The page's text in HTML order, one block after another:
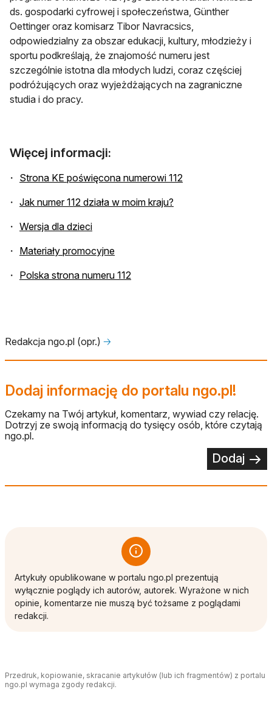
ds. gospodarki cyfrowej i społeczeństwa, Günther
Oettinger oraz komisarz Tibor Navracsics,
odpowiedzialny za obszar edukacji, kultury, młodzieży i
sportu podkreślają, że znajomość numeru jest
szczególnie istotna dla młodych ludzi, coraz częściej
podróżujących oraz wyjeżdżających na zagraniczne
studia i do pracy.
Więcej informacji:
Strona KE poświęcona numerowi 112
Jak numer 112 działa w moim kraju?
Wersja dla dzieci
Materiały promocyjne
Polska strona numeru 112
Redakcja ngo.pl (opr.) 🡢
Dodaj informację do portalu ngo.pl!
Czekamy na Twój artykuł, komentarz, wywiad czy relację.
Dotrzyj ze swoją informacją do tysięcy osób, które czytają
ngo.pl.
Dodaj
Artykuły opublikowane w portalu ngo.pl prezentują
wyłącznie poglądy ich autorów, autorek. Wyrażone w nich
opinie, komentarze nie muszą być tożsame z poglądami
redakcji.
Przedruk, kopiowanie, skracanie artykułów (lub ich fragmentów) z portalu
ngo.pl wymaga zgody redakcji.